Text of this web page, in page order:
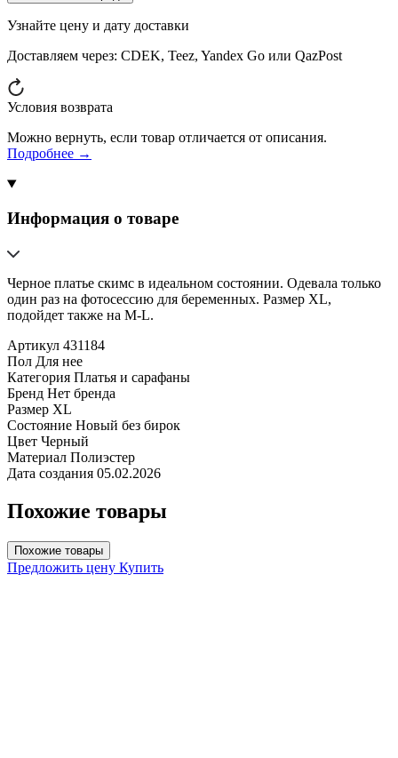
Узнайте цену и дату доставки
Доставляем через: CDEK, Teez, Yandex Go или QazPost
Условия возврата
Можно вернуть, если товар отличается от описания.
Подробнее →
Информация о товаре
Черное платье скимс в идеальном состоянии. Одевала только
один раз на фотосессию для беременных. Размер XL,
подойдет также на M-L.
Артикул 431184
Пол Для нее
Категория Платья и сарафаны
Бренд Нет бренда
Размер XL
Состояние Новый без бирок
Цвет Черный
Материал Полиэстер
Дата создания 05.02.2026
Похожие товары
Похожие товары
Предложить цену Купить